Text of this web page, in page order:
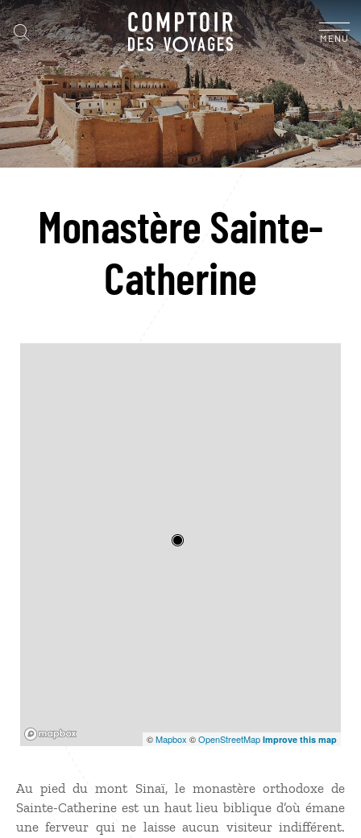
MENU
Monastère Sainte-
Catherine
©Mapbox ©OpenStreetMap Improve this map
Au pied du mont Sinaï, le monastère orthodoxe de
Sainte-Catherine est un haut lieu biblique d’où émane
une ferveur qui ne laisse aucun visiteur indifférent.